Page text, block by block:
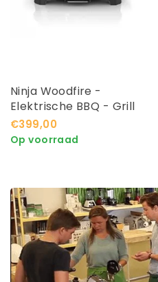
Ninja Woodfire -
Elektrische BBQ - Grill
en Smoker OG850EU
€399,00
Op voorraad